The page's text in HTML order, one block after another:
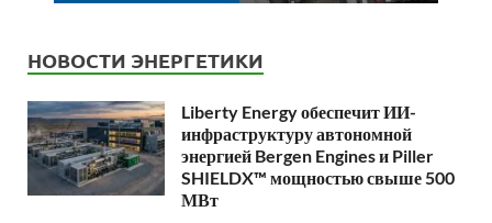
НОВОСТИ ЭНЕРГЕТИКИ
Liberty Energy обеспечит ИИ-
инфраструктуру автономной
энергией Bergen Engines и Piller
SHIELDX™ мощностью свыше 500
МВт